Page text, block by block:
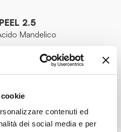
contenuti ed
dei social media e per
2.5
Mandelico